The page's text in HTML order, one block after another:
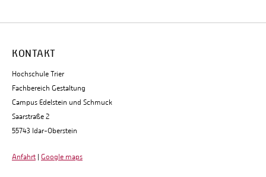
KONTAKT
Hochschule Trier
Fachbereich Gestaltung
Campus Edelstein und Schmuck
Saarstraße 2
55743 Idar-Oberstein
Anfahrt Google maps